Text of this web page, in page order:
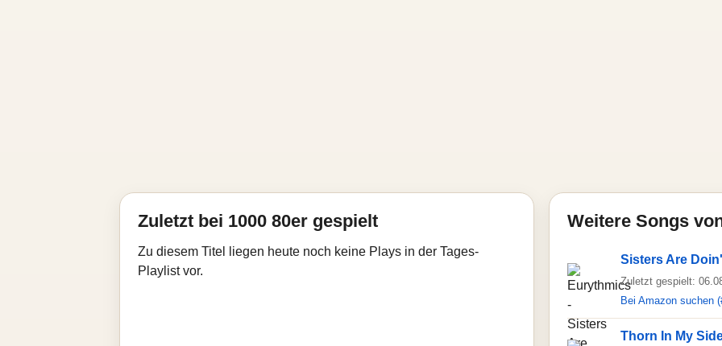
Zuletzt bei 1000 80er gespielt
Zu diesem Titel liegen heute noch keine Plays in der Tages-
Playlist vor.
Weitere Songs
Sisters Are
Zuletzt gespielt:
Bei Amazon suchen
Thorn In My